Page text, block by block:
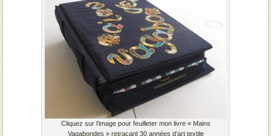
Cliquez sur l’image pour feuilleter mon livre « Mains
Vagabondes » retraçant 30 années d’art textile